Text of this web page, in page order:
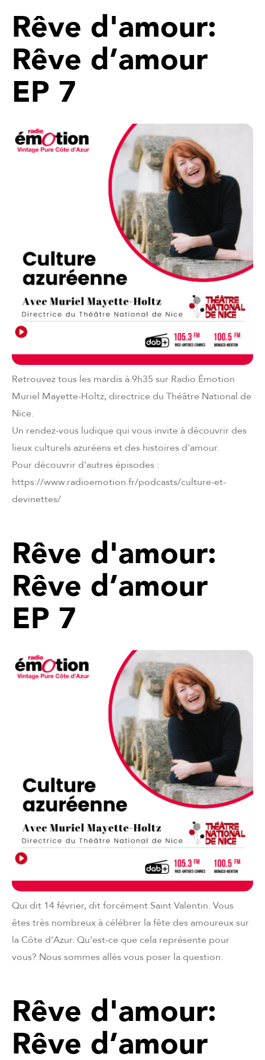
Rêve d'amour:
Rêve d’amour
EP 7
Retrouvez tous les mardis à 9h35 sur Radio Émotion
Muriel Mayette-Holtz, directrice du Théâtre National de
Nice.
Un rendez-vous ludique qui vous invite à découvrir des
lieux culturels azuréens et des histoires d'amour.
Pour découvrir d'autres épisodes :
https://www.radioemotion.fr/podcasts/culture-et-
devinettes/
Rêve d'amour:
Rêve d’amour
EP 7
Qui dit 14 février, dit forcément Saint Valentin. Vous
êtes très nombreux à célébrer la fête des amoureux sur
la Côte d'Azur. Qu'est-ce que cela représente pour
vous? Nous sommes allés vous poser la question.
Rêve d'amour:
Rêve d’amour